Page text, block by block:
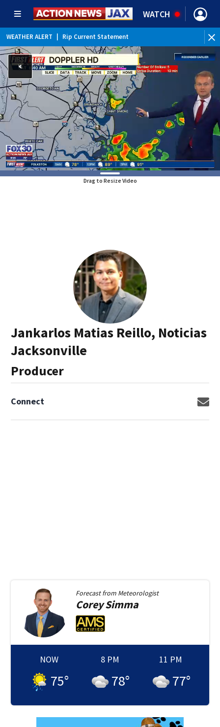
WATCH
WEATHER ALERT Rip Current Statement
Drag to Resize Video
Jankarlos Matias Reillo, Noticias
Jacksonville
Producer
Connect
Forecast from Meteorologist
CoreySimma
NOW
75°
8 PM
78°
11 PM
77°